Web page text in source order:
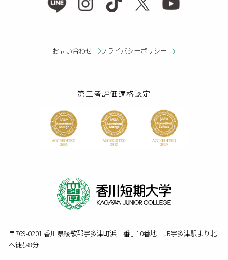
お問い合わせ プライバシーポリシー
第三者評価適格認定
〒769-0201 香川県綾歌郡宇多津町浜一番丁10番地 JR宇多津駅より北
へ徒歩8分